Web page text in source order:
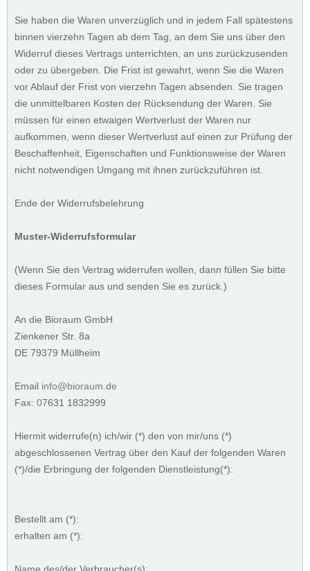
Sie haben die Waren unverzüglich und in jedem Fall spätestens
binnen vierzehn Tagen ab dem Tag, an dem Sie uns über den
Widerruf dieses Vertrags unterrichten, an uns zurückzusenden
oder zu übergeben. Die Frist ist gewahrt, wenn Sie die Waren
vor Ablauf der Frist von vierzehn Tagen absenden. Sie tragen
die unmittelbaren Kosten der Rücksendung der Waren. Sie
müssen für einen etwaigen Wertverlust der Waren nur
aufkommen, wenn dieser Wertverlust auf einen zur Prüfung der
Beschaffenheit, Eigenschaften und Funktionsweise der Waren
nicht notwendigen Umgang mit ihnen zurückzuführen ist.
Ende der Widerrufsbelehrung
Muster-Widerrufsformular
(Wenn Sie den Vertrag widerrufen wollen, dann füllen Sie bitte
dieses Formular aus und senden Sie es zurück.)
An die Bioraum GmbH
Zienkener Str. 8a
DE 79379 Müllheim
Email info@bioraum.de
Fax: 07631 1832999
Hiermit widerrufe(n) ich/wir (*) den von mir/uns (*)
abgeschlossenen Vertrag über den Kauf der folgenden Waren
(*)/die Erbringung der folgenden Dienstleistung(*):
Bestellt am (*):
erhalten am (*):